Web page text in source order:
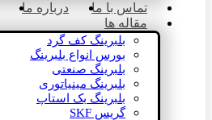
تماس با ما درباره ما
مقاله ها
بلبرینگ کف گرد
بورس انواع بلبرینگ
بلبرینگ صنعتی
بلبرینگ مینیاتوری
بلبرینگ بک استاپ
گریس SKF